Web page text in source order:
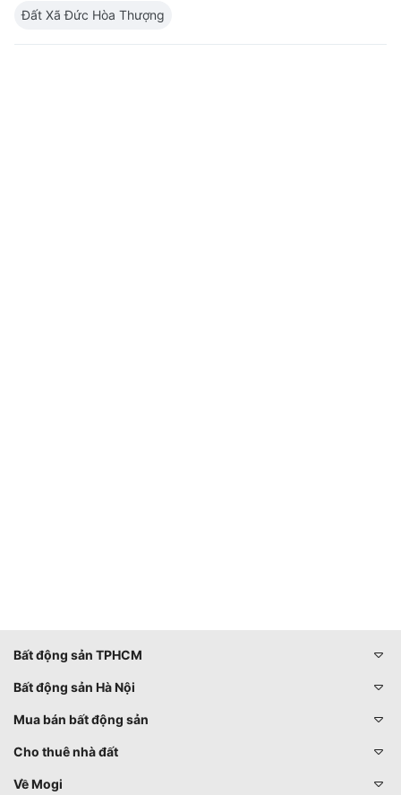
Đất Xã Đức Hòa Thượng
Bất động sản TPHCM
Bất động sản Hà Nội
Mua bán bất động sản
Cho thuê nhà đất
Về Mogi